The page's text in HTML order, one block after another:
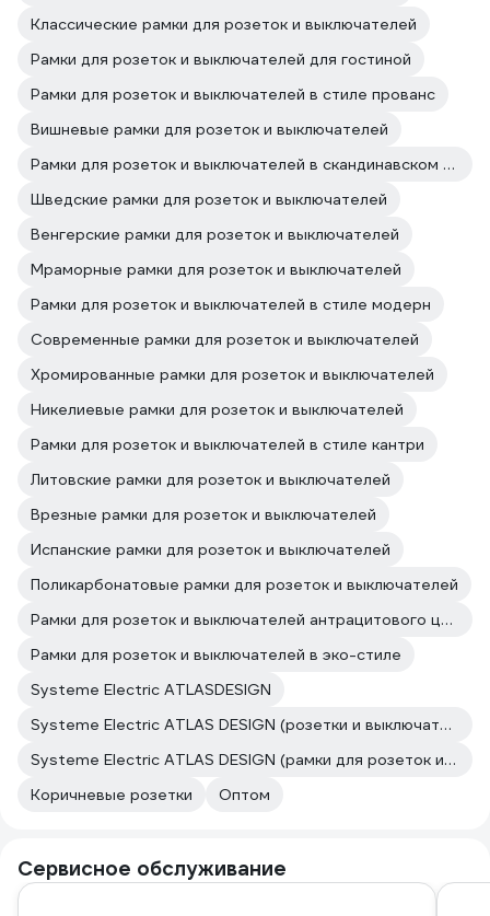
Классические рамки для розеток и выключателей
Рамки для розеток и выключателей для гостиной
Рамки для розеток и выключателей в стиле прованс
Вишневые рамки для розеток и выключателей
Рамки для розеток и выключателей в скандинавском стиле
Шведские рамки для розеток и выключателей
Венгерские рамки для розеток и выключателей
Мраморные рамки для розеток и выключателей
Рамки для розеток и выключателей в стиле модерн
Современные рамки для розеток и выключателей
Хромированные рамки для розеток и выключателей
Никелиевые рамки для розеток и выключателей
Рамки для розеток и выключателей в стиле кантри
Литовские рамки для розеток и выключателей
Врезные рамки для розеток и выключателей
Испанские рамки для розеток и выключателей
Поликарбонатовые рамки для розеток и выключателей
Рамки для розеток и выключателей антрацитового цвета
Рамки для розеток и выключателей в эко-стиле
Systeme Electric ATLASDESIGN
Systeme Electric ATLAS DESIGN (розетки и выключатели)
Systeme Electric ATLAS DESIGN (рамки для розеток и выключателей)
Коричневые розетки
Оптом
Сервисное обслуживание